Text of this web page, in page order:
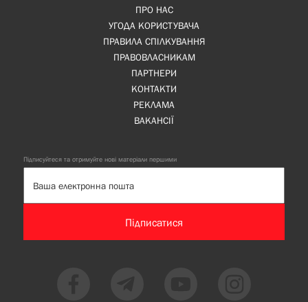
ПРО НАС
УГОДА КОРИСТУВАЧА
ПРАВИЛА СПІЛКУВАННЯ
ПРАВОВЛАСНИКАМ
ПАРТНЕРИ
КОНТАКТИ
РЕКЛАМА
ВАКАНСІЇ
Підписуйтеся та отримуйте нові матеріали першими
Підписатися